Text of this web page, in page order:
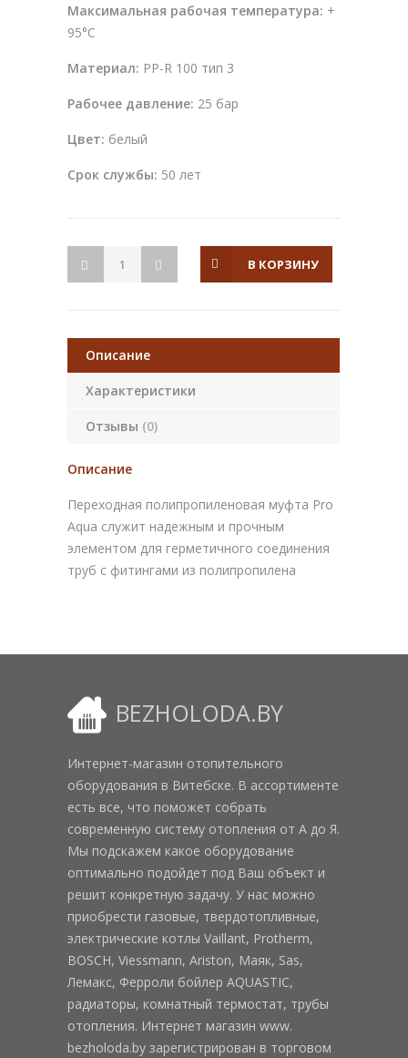
Максимальная рабочая температура: +
95°С
Материал: PP-R 100 тип 3
Рабочее давление: 25 бар
Цвет: белый
Срок службы: 50 лет
В КОРЗИНУ
Описание
Характеристики
Отзывы (0)
Описание
Переходная полипропиленовая муфта Pro
Aqua служит надежным и прочным
элементом для герметичного соединения
труб с фитингами из полипропилена
BEZHOLODA.BY
Интернет-магазин отопительного
оборудования в Витебске. В ассортименте
есть все, что поможет собрать
современную систему отопления от А до Я.
Мы подскажем какое оборудование
оптимально подойдет под Ваш объект и
решит конкретную задачу. У нас можно
приобрести газовые, твердотопливные,
электрические котлы Vaillant, Protherm,
BOSCH, Viessmann, Ariston, Маяк, Sas,
Лемакс, Ферроли бойлер AQUASTIC,
радиаторы, комнатный термостат, трубы
отопления. Интернет магазин www.
bezholoda.by зарегистрирован в торговом